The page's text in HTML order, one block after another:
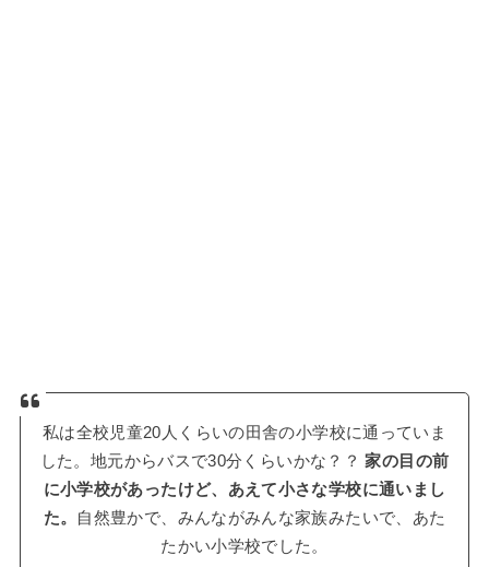
私は全校児童20人くらいの田舎の小学校に通っていま
した。地元からバスで30分くらいかな？？ 家の目の前
に小学校があったけど、あえて小さな学校に通いまし
た。
自然豊かで、みんながみんな家族みたいで、あた
たかい小学校でした。